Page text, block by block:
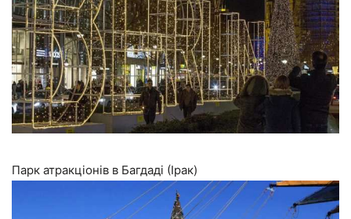
Парк атракціонів в Багдаді (Ірак)